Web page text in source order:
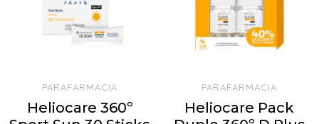
PARAFARMACIA
Heliocare 360º
PARAFARMACIA
Heliocare Pack